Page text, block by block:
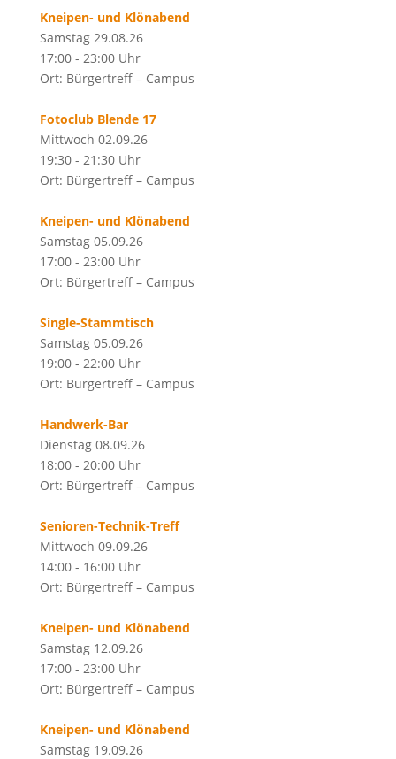
Kneipen- und Klönabend
Samstag 29.08.26
17:00 - 23:00 Uhr
Ort: Bürgertreff – Campus
Fotoclub Blende 17
Mittwoch 02.09.26
19:30 - 21:30 Uhr
Ort: Bürgertreff – Campus
Kneipen- und Klönabend
Samstag 05.09.26
17:00 - 23:00 Uhr
Ort: Bürgertreff – Campus
Single-Stammtisch
Samstag 05.09.26
19:00 - 22:00 Uhr
Ort: Bürgertreff – Campus
Handwerk-Bar
Dienstag 08.09.26
18:00 - 20:00 Uhr
Ort: Bürgertreff – Campus
Senioren-Technik-Treff
Mittwoch 09.09.26
14:00 - 16:00 Uhr
Ort: Bürgertreff – Campus
Kneipen- und Klönabend
Samstag 12.09.26
17:00 - 23:00 Uhr
Ort: Bürgertreff – Campus
Kneipen- und Klönabend
Samstag 19.09.26